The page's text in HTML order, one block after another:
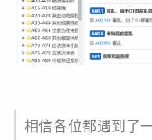
相信各位都遇到了